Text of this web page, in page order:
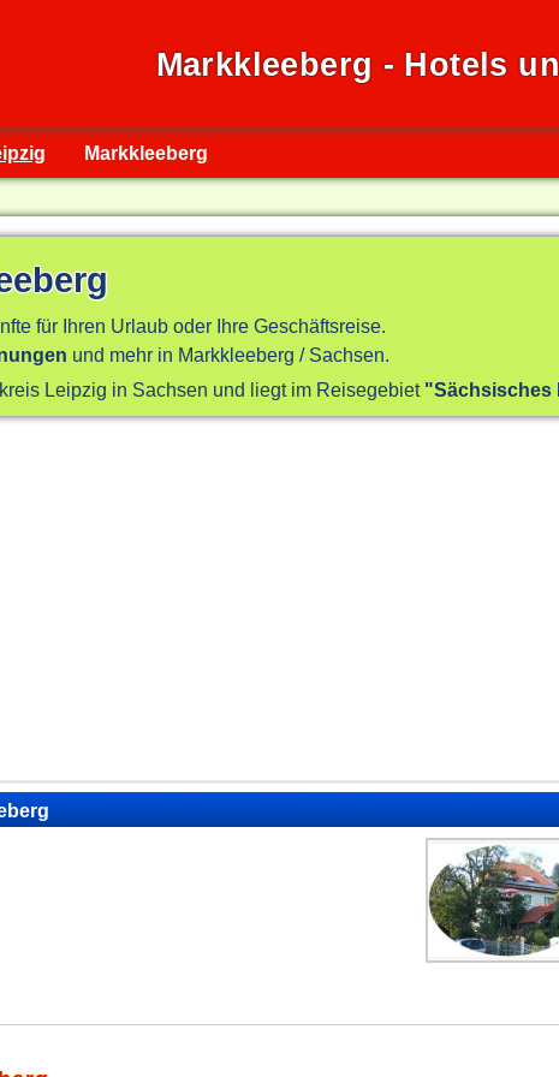
Markkleeberg - Hotels
Markkleeberg
für Ihren Urlaub oder Ihre Geschäftsreise.
und mehr in Markkleeberg / Sachsen.
Leipzig in Sachsen und liegt im Reisegebiet "Sächsisches